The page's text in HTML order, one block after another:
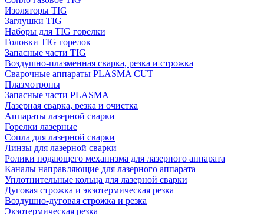
Изоляторы TIG
Заглушки TIG
Наборы для TIG горелки
Головки TIG горелок
Запасные части TIG
Воздушно-плазменная сварка, резка и строжка
Сварочные аппараты PLASMA CUT
Плазмотроны
Запасные части PLASMA
Лазерная сварка, резка и очистка
Аппараты лазерной сварки
Горелки лазерные
Сопла для лазерной сварки
Линзы для лазерной сварки
Ролики подающего механизма для лазерного аппарата
Каналы направляющие для лазерного аппарата
Уплотнительные кольца для лазерной сварки
Дуговая строжка и экзотермическая резка
Воздушно-дуговая строжка и резка
Экзотермическая резка